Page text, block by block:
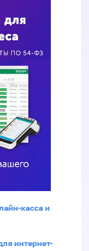
касса и
интернет-